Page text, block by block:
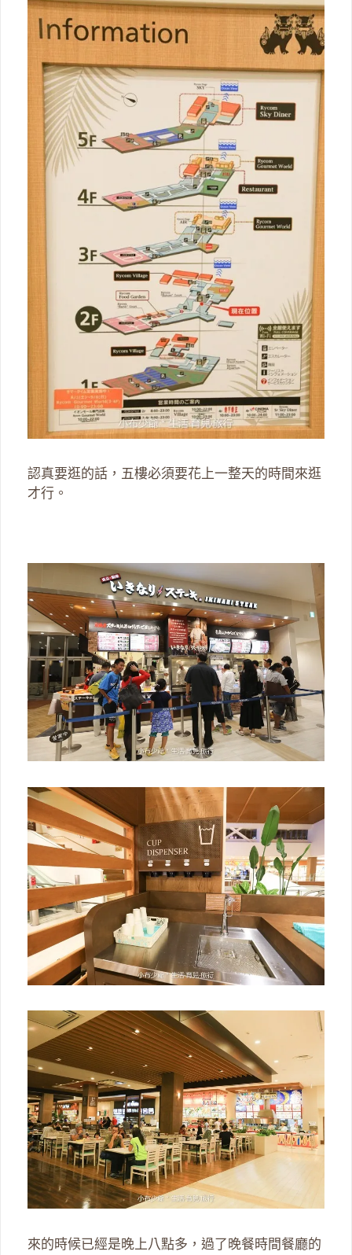
認真要逛的話，五樓必須要花上一整天的時間來逛
才行。
來的時候已經是晚上八點多，過了晚餐時間餐廳的